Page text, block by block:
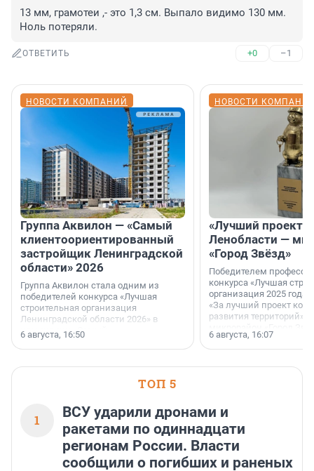
13 мм, грамотеи ,- это 1,3 см. Выпало видимо 130 мм.
Ноль потеряли.
ОТВЕТИТЬ +0 –1
НОВОСТИ КОМПАНИЙ
Группа Аквилон — «Самый
клиентоориентированный
застройщик Ленинградской
области» 2026
Группа Аквилон стала одним из
победителей конкурса «Лучшая
строительная организация
Ленинградской области 2026» в
номинации «Самый
клиентоориентированный
застройщик Ленинградской
области».
6 августа, 16:50
НОВОСТИ
«Лучший проект
Ленобласти —
«Город Звёзд»
Победителем
конкурса «Лучшая
организация 2025
«За лучший проект
развития территорий»
6 августа, 16:07
ТОП 5
1
ВСУ ударили дронами и
ракетами по одиннадцати
регионам России. Власти
сообщили о погибших и раненых